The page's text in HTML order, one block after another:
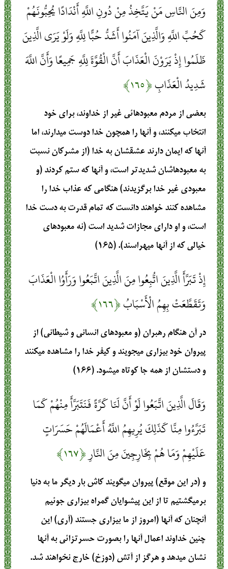
وَمِنَ النَّاسِ مَنْ يَتَّخِذُ مِنْ دُونِ اللَّهِ أَنْدَادًا يُحِبُّونَهُمْ
كَحُبِّ اللَّهِ وَالَّذِينَ آمَنُوا أَشَدُّ حُبًّا لِلَّهِ وَلَوْ يَرَى الَّذِينَ
ظَلَمُوا إِذْ يَرَوْنَ الْعَذَابَ أَنَّ الْقُوَّةَ لِلَّهِ جَمِيعًا وَأَنَّ اللَّهَ
شَدِيدُ الْعَذَابِ﴿۱۶۵﴾
بعضي از مردم معبودهائي غير از خداوند، براي خود
انتخاب مي‏كنند، و آنها را همچون خدا دوست مي‏دارند، اما
آنها كه ايمان دارند عشقشان به خدا (از مشركان نسبت
به معبودهاشان شديدتر است، و آنها كه ستم كردند (و
معبودي غير خدا برگزيدند) هنگامي كه عذاب خدا را
مشاهده كنند خواهند دانست كه تمام قدرت به دست خدا
است، و او داراي مجازات شديد است (نه معبودهاي
خيالي كه از آنها مي‏هراسند). (۱۶۵)
إِذْ تَبَرَّأَ الَّذِينَ اتُّبِعُوا مِنَ الَّذِينَ اتَّبَعُوا وَرَأَوُا الْعَذَابَ
وَتَقَطَّعَتْ بِهِمُ الْأَسْبَابُ﴿۱۶۶﴾
در آن هنگام رهبران (و معبودهاي انساني و شيطاني) از
پيروان خود بيزاري مي‏جويند و كيفر خدا را مشاهده مي‏كنند
و دستشان از همه جا كوتاه مي‏شود. (۱۶۶)
وَقَالَ الَّذِينَ اتَّبَعُوا لَوْ أَنَّ لَنَا كَرَّةً فَنَتَبَرَّأَ مِنْهُمْ كَمَا
تَبَرَّءُوا مِنَّا كَذَلِكَ يُرِيهِمُ اللَّهُ أَعْمَالَهُمْ حَسَرَاتٍ
عَلَيْهِمْ وَمَا هُمْ بِخَارِجِينَ مِنَ النَّارِ﴿۱۶۷﴾
و (در اين موقع) پيروان مي‏گويند كاش بار ديگر ما به دنيا
برميگشتيم تا از اين پيشوايان گمراه بيزاري جوئيم
آنچنان كه آنها (امروز از ما بيزاري جستند (آري) اين
چنين خداوند اعمال آنها را بصورت حسرتزائي به آنها
نشان مي‏دهد و هرگز از آتش (دوزخ) خارج نخواهند شد.